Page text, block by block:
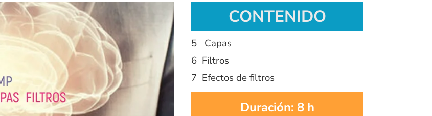
CONTENIDO
5 Capas
6 Filtros
7 Efectos de filtros
Duración: 8 h